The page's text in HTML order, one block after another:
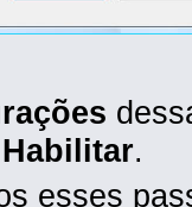
Habilitar.
esses